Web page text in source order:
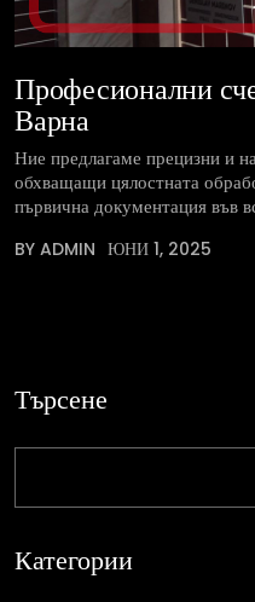
Професионални
Варна
Ние предлагаме прецизни и
обхващащи цялостната
първична документация във
BY ADMIN ЮНИ 1, 2025
Търсене
Категории